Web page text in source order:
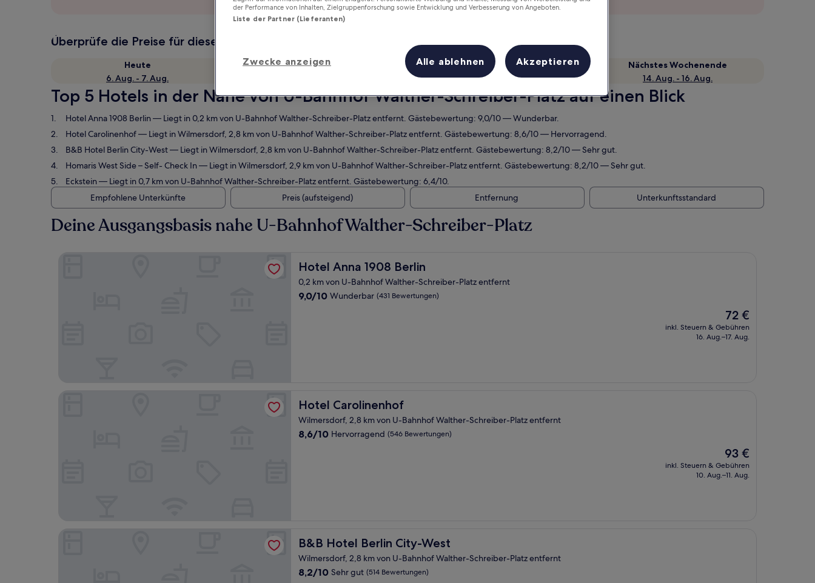
Überprüfe die Preise für diese Daten
Heute
6. Aug. - 7. Aug.
Morgen
Dieses Wochenende
7. Aug. - 9. Aug.
Nächstes Wochenende
14. Aug. - 16. Aug.
Top 5 Hotels in der Nähe von U-Bahnhof Walther-Schreiber-Platz auf einen Blick
Hotel Anna 1908 Berlin— Liegt in 0,2 km von U-Bahnhof Walther-Schreiber-Platz entfernt. Gästebewertung: 9,0/10 — Wunderbar.
Hotel Carolinenhof— Liegt in Wilmersdorf, 2,8 km von U-Bahnhof Walther-Schreiber-Platz entfernt. Gästebewertung: 8,6/10 — Hervorragend.
B&B Hotel Berlin City-West— Liegt in Wilmersdorf, 2,8 km von U-Bahnhof Walther-Schreiber-Platz entfernt. Gästebewertung: 8,2/10 — Sehr gut.
Homaris West Side – Self- Check In— Liegt in Wilmersdorf, 2,9 km von U-Bahnhof Walther-Schreiber-Platz entfernt. Gästebewertung: 8,2/10 — Sehr gut.
Eckstein— Liegt in 0,7 km von U-Bahnhof Walther-Schreiber-Platz entfernt. Gästebewertung: 6,4/10.
Empfohlene Unterkünfte
Preis (aufsteigend) Entfernung Unterkunftsstandard
Deine Ausgangsbasis nahe U-Bahnhof Walther-Schreiber-Platz
Hotel Anna 1908 Berlin
Hotel Anna 1908 Berlin
0,2 km von U-Bahnhof Walther-Schreiber-Platz entfernt
9.0
9,0/10 Wunderbar (431 Bewertungen)
Der
Preis
beträgt
72 €
inkl. Steuern & Gebühren
16. Aug.–17. Aug.
Hotel Carolinenhof
Hotel Carolinenhof
Wilmersdorf, 2,8 km von U-Bahnhof Walther-Schreiber-Platz entfernt
8.6
8,6/10 Hervorragend (546 Bewertungen)
Der
Preis
beträgt
93 €
inkl. Steuern & Gebühren
10. Aug.–11. Aug.
B&B Hotel Berlin City-West
B&B Hotel Berlin City-West
Wilmersdorf, 2,8 km von U-Bahnhof Walther-Schreiber-Platz entfernt
8.2
8,2/10 Sehr gut (514 Bewertungen)
der Performance von Inhalten, Zielgruppenforschung sowie Entwicklung und Verbesserung von Angeboten.
Liste der Partner (Lieferanten)
Zwecke anzeigen Alle ablehnen Akzeptieren